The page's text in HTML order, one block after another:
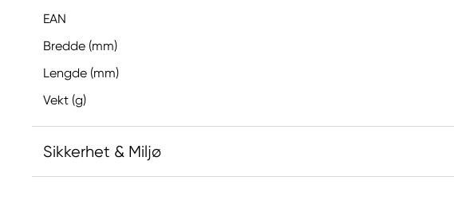
EAN
Bredde (mm)
Lengde (mm)
Vekt (g)
Sikkerhet & Miljø